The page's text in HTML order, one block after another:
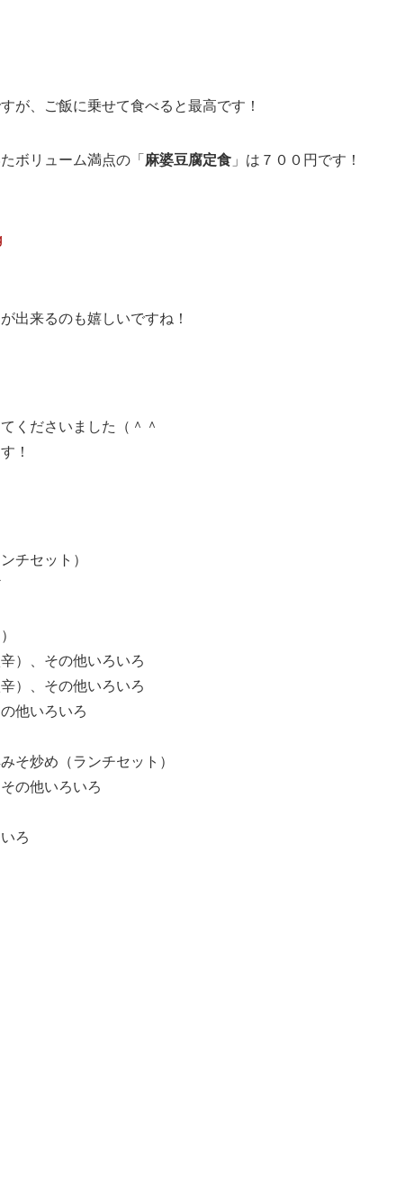
が、ご飯に乗せて食べると最高です！
ボリューム満点の「 麻婆豆腐定食 」は７００円です！
出来るのも嬉しいですね！
くださいました（＾＾
！
チセット）
）、その他いろいろ
）、その他いろいろ
他いろいろ
そ炒め（ランチセット）
の他いろいろ
ろ